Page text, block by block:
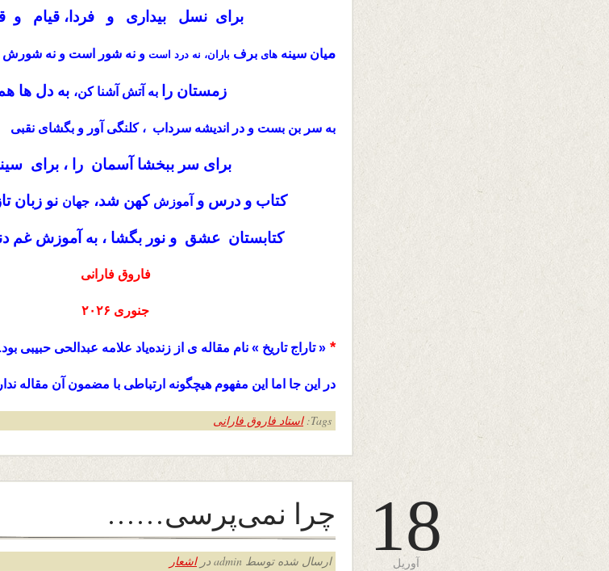
برای نسل بیداری و فردا، قیام و
میان سینه های برف باران، نه درد است و نه شور است و نه شورش
زمستان را به آتش آشنا کن، به دل ها
به سر بن بست و در اندیشه سرداب ، کلنگی آور و بگشای نقبی
برای سر ببخشا آسمان را ، برای
کتاب و درس و آموزش کهن شد،جهان نو زبان
کتابستان عشق و نور بگشا ، به آموزش غم
فاروق فارانی
جنوری ۲۰۲۶
* « تاراج تاریخ » نام مقاله ی از زنده‌یاد علامه عبدالحی حبیبی بود.
در این جا اما این مفهوم هیچگونه ارتباطی با مضمون آن مقاله
Tags: استاد فاروق فارانی
18
آوریل
چرا نمی‌پرسی……
ارسال شده توسط admin در اشعار